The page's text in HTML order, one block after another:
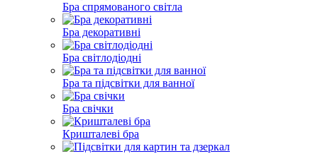
Бра спрямованого світла
Бра декоративні
Бра світлодіодні
Бра та підсвітки для ванної
Бра свічки
Кришталеві бра